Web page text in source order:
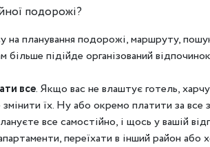
подорожі?
на планування подорожі, маршруту,
більше підійде організований
все. Якщо вас не влаштує готель,
їх. Ну або окремо платити за все
все самостійно, і щось у вашій
переїхати в інший район або